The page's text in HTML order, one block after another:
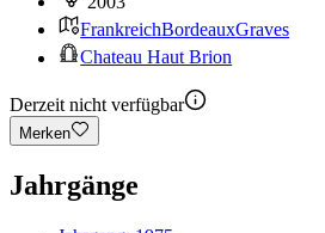
FrankreichBordeauxGraves
Chateau Haut Brion
Derzeit nicht verfügbar
Merken
Jahrgänge